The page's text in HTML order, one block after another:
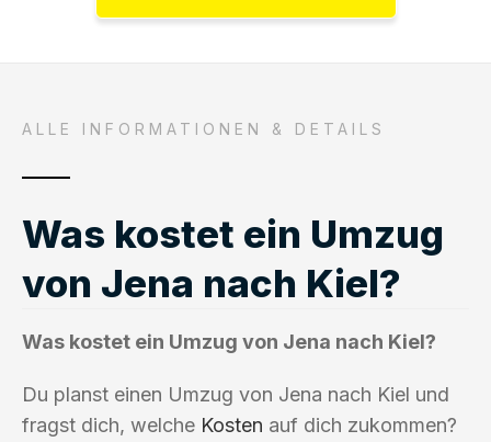
ALLE INFORMATIONEN & DETAILS
Was kostet ein Umzug
von Jena nach Kiel?
Was kostet ein Umzug von Jena nach Kiel?
Du planst einen Umzug von Jena nach Kiel und
fragst dich, welche Kosten auf dich zukommen?